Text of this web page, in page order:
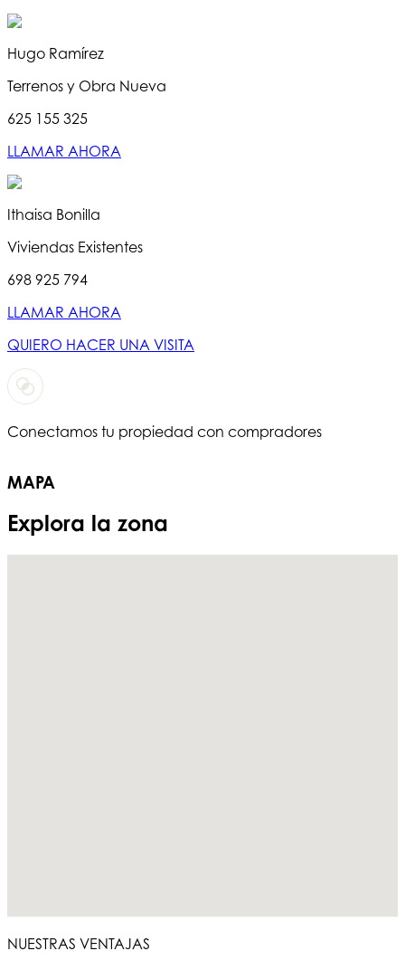
Hugo Ramírez
Terrenos y Obra Nueva
625 155 325
LLAMAR AHORA
Ithaisa Bonilla
Viviendas Existentes
698 925 794
LLAMAR AHORA
QUIERO HACER UNA VISITA
Conectamos tu propiedad con compradores
MAPA
Explora la zona
NUESTRAS VENTAJAS